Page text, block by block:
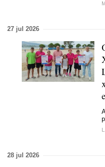
27 jul 2026
28 jul 2026